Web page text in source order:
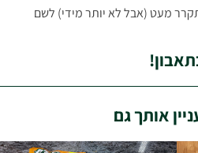
מעט (אבל לא יותר מידי) לשם
אותך גם